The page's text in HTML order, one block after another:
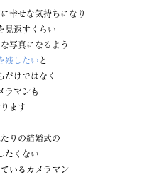
幸せな気持ちになり
見返すくらい
写真になるよう
残したい と
だけではなく
ラマンも
ます
りの結婚式の
たくない
いるカメラマン